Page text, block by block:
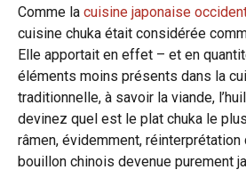
Comme la cuisine japonaise
cuisine chuka était considérée
Elle apportait en effet – et en
éléments moins présents dans la
traditionnelle, à savoir la viande,
devinez quel est le plat chuka le
râmen, évidemment,
bouillon chinois devenue purement